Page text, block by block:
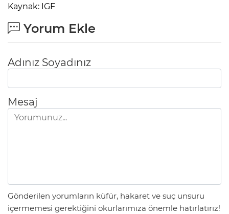
Kaynak: IGF
Yorum Ekle
Adınız Soyadınız
Mesaj
Gönderilen yorumların küfür, hakaret ve suç unsuru
içermemesi gerektiğini okurlarımıza önemle hatırlatırız!